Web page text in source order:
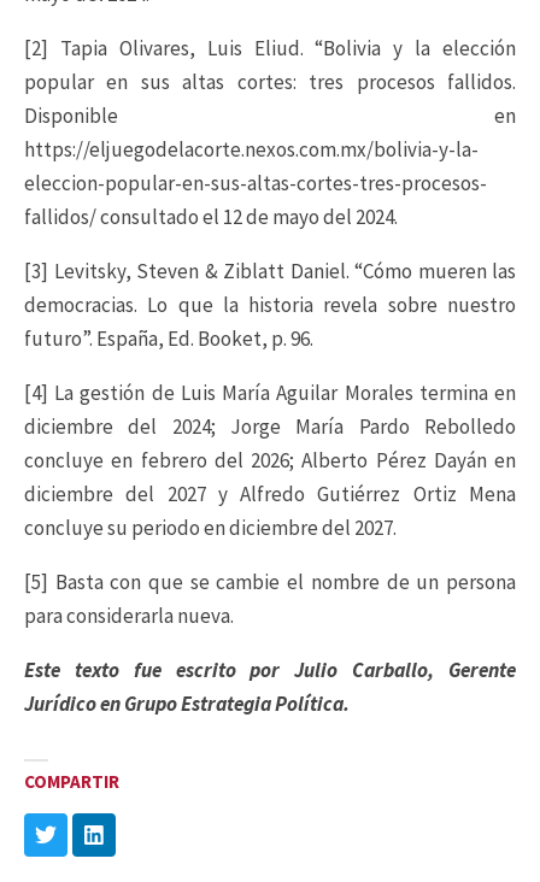
[2] Tapia Olivares, Luis Eliud. “Bolivia y la elección
popular en sus altas cortes: tres procesos fallidos.
Disponible en
https://eljuegodelacorte.nexos.com.mx/bolivia-y-la-
eleccion-popular-en-sus-altas-cortes-tres-procesos-
fallidos/ consultado el 12 de mayo del 2024.
[3] Levitsky, Steven & Ziblatt Daniel. “Cómo mueren las
democracias. Lo que la historia revela sobre nuestro
futuro”. España, Ed. Booket, p. 96.
[4] La gestión de Luis María Aguilar Morales termina en
diciembre del 2024; Jorge María Pardo Rebolledo
concluye en febrero del 2026; Alberto Pérez Dayán en
diciembre del 2027 y Alfredo Gutiérrez Ortiz Mena
concluye su periodo en diciembre del 2027.
[5] Basta con que se cambie el nombre de un persona
para considerarla nueva.
Este texto fue escrito por Julio Carballo, Gerente
Jurídico en Grupo Estrategia Política.
COMPARTIR